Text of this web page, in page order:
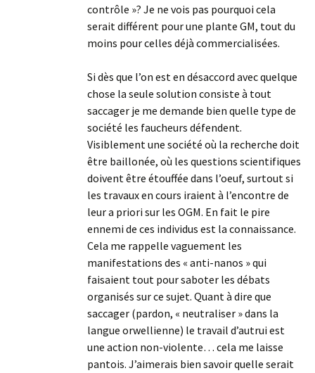
contrôle »? Je ne vois pas pourquoi cela
serait différent pour une plante GM, tout du
moins pour celles déjà commercialisées.
Si dès que l’on est en désaccord avec quelque
chose la seule solution consiste à tout
saccager je me demande bien quelle type de
société les faucheurs défendent.
Visiblement une société où la recherche doit
être baillonée, où les questions scientifiques
doivent être étouffée dans l’oeuf, surtout si
les travaux en cours iraient à l’encontre de
leur a priori sur les OGM. En fait le pire
ennemi de ces individus est la connaissance.
Cela me rappelle vaguement les
manifestations des « anti-nanos » qui
faisaient tout pour saboter les débats
organisés sur ce sujet. Quant à dire que
saccager (pardon, « neutraliser » dans la
langue orwellienne) le travail d’autrui est
une action non-violente… cela me laisse
pantois. J’aimerais bien savoir quelle serait